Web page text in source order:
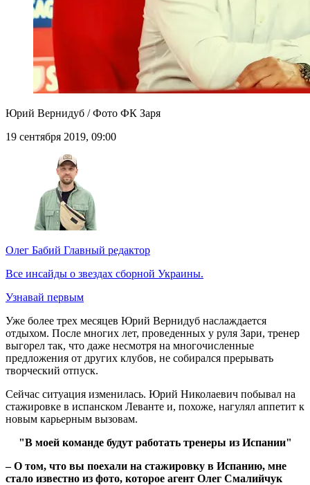
Юрий Вернидуб / Фото ФК Заря
19 сентября 2019, 09:00
Олег Бабий Главный редактор
Все инсайды о звездах сборной Украины.
Узнавай первым
Уже более трех месяцев Юрий Вернидуб наслаждается
отдыхом. После многих лет, проведенных у руля Зари, тренер
выгорел так, что даже несмотря на многочисленные
предложения от других клубов, не собирался прерывать
творческий отпуск.
Сейчас ситуация изменилась. Юрий Николаевич побывал на
стажировке в испанском Леванте и, похоже, нагулял аппетит к
новым карьерным вызовам.
"В моей команде будут работать тренеры из Испании"
– О том, что вы поехали на стажировку в Испанию, мне
стало известно из фото, которое агент Олег Смалийчук